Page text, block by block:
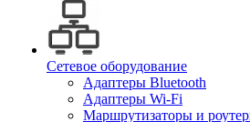
Сетевое оборудование
Адаптеры Bluetooth
Адаптеры Wi-Fi
Маршрутизаторы и